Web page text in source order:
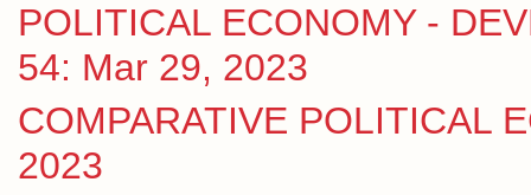
POLITICAL ECONOMY -
54: Mar 29, 2023
COMPARATIVE POLITICAL
2023